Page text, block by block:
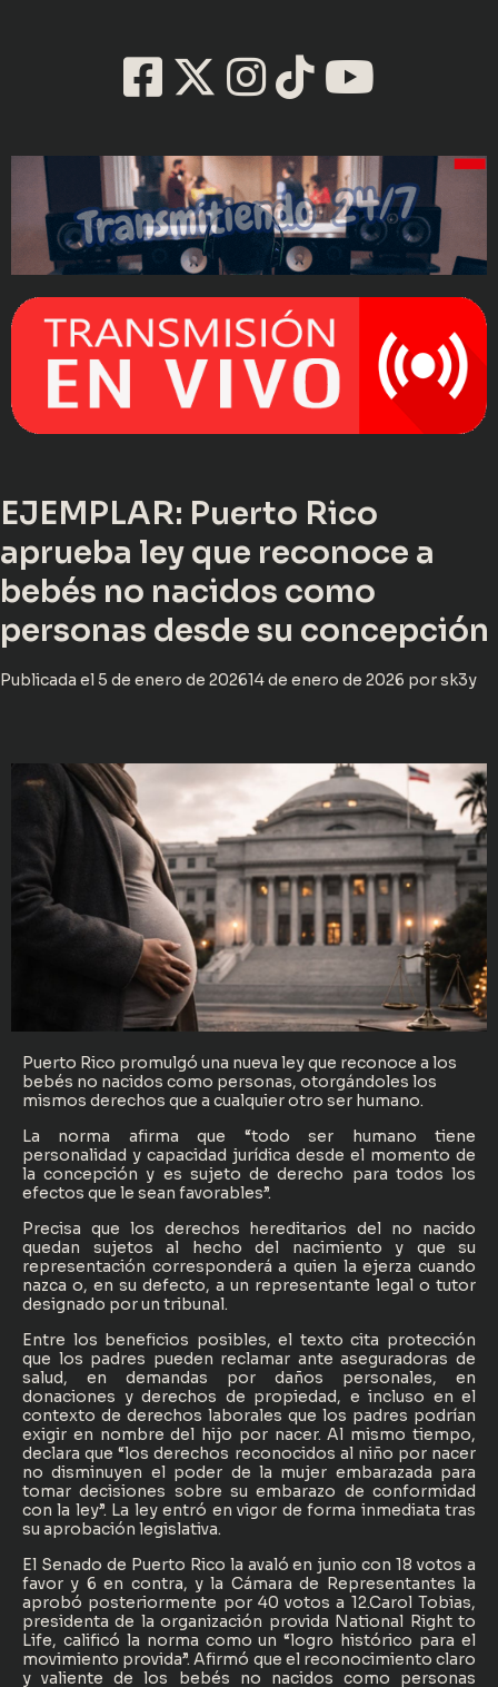
EJEMPLAR: Puerto Rico
aprueba ley que reconoce a
bebés no nacidos como
personas desde su concepción
Publicada el 5 de enero de 202614 de enero de 2026 porsk3y
Puerto Rico promulgó una nueva ley que reconoce a los
bebés no nacidos como personas, otorgándoles los
mismos derechos que a cualquier otro ser humano.
La norma afirma que “todo ser humano tiene
personalidad y capacidad jurídica desde el momento de
la concepción y es sujeto de derecho para todos los
efectos que le sean favorables”.
Precisa que los derechos hereditarios del no nacido
quedan sujetos al hecho del nacimiento y que su
representación corresponderá a quien la ejerza cuando
nazca o, en su defecto, a un representante legal o tutor
designado por un tribunal.
Entre los beneficios posibles, el texto cita protección
que los padres pueden reclamar ante aseguradoras de
salud, en demandas por daños personales, en
donaciones y derechos de propiedad, e incluso en el
contexto de derechos laborales que los padres podrían
exigir en nombre del hijo por nacer. Al mismo tiempo,
declara que “los derechos reconocidos al niño por nacer
no disminuyen el poder de la mujer embarazada para
tomar decisiones sobre su embarazo de conformidad
con la ley”. ​La ley entró en vigor de forma inmediata tras
su aprobación legislativa.
El Senado de Puerto Rico la avaló en junio con 18 votos a
favor y 6 en contra, y la Cámara de Representantes la
aprobó posteriormente por 40 votos a 12. ​Carol Tobias,
presidenta de la organización provida National Right to
Life, calificó la norma como un “logro histórico para el
movimiento provida”. Afirmó que el reconocimiento claro
y valiente de los bebés no nacidos como personas